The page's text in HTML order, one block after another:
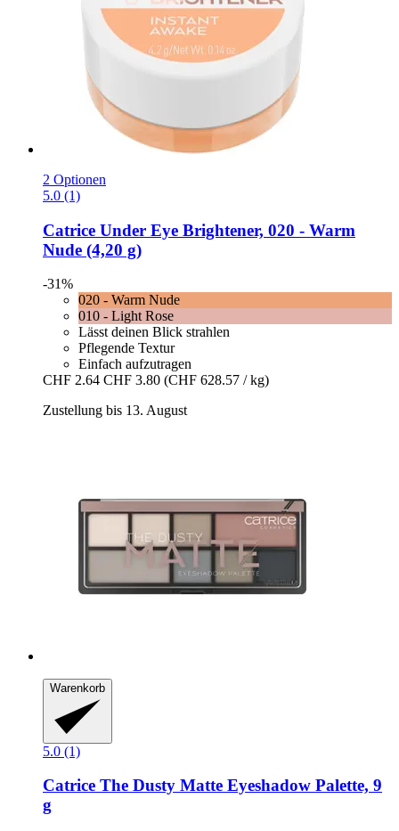
2 Optionen
5.0 (1)
Catrice Under Eye Brightener, 020 -​ Warm
Nude (4,20 g)
-31%
020 - Warm Nude
010 - Light Rose
Lässt deinen Blick strahlen
Pflegende Textur
Einfach aufzutragen
CHF 2.64 CHF 3.80 (CHF 628.57 / kg)
Zustellung bis 13. August
Warenkorb
5.0 (1)
Catrice The Dusty Matte Eyeshadow Palette, 9
g